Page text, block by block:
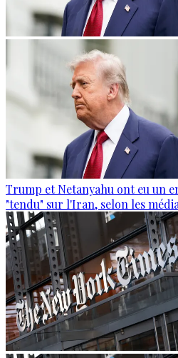
Trump et Netanyahu ont eu un
"tendu" sur l'Iran, selon les